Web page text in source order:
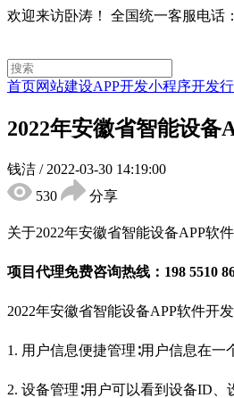
欢迎来访卧涛！ 全国统一客服电话
首页网站建设APP开发小程序开发
2022年安徽省智能设备
钱洁 / 2022-03-30 14:19:00
530
分享
关于2022年安徽省智能设备APP软
项目代理免费咨询热线：198 5510
2022年安徽省智能设备APP软件开
1. 用户信息便捷管理∶用户信息在
2. 设备管理∶用户可以看到设备ID